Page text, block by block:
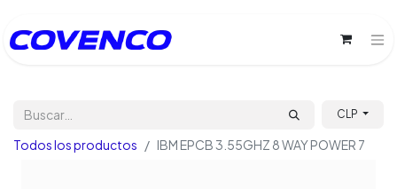
CLP
Todos los productos IBM EPCB 3.55GHZ 8 WAY POWER 7